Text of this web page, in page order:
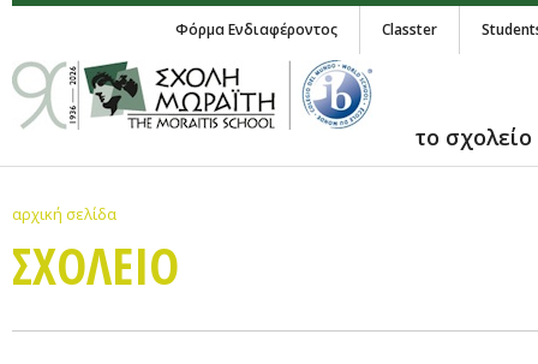
Φόρμα Ενδιαφέροντος Classter
το σχολείο
αρχική σελίδα
ΣΧΟΛΕΙΟ